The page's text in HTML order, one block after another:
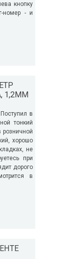
кнопку
номер - и
1,2ММ
в
тонкий
хорошо
не
при
дорого
в